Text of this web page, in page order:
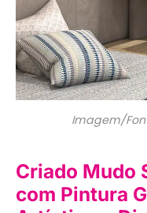
Imagem/
Criado Mudo
com Pintura